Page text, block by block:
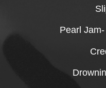
Pearl